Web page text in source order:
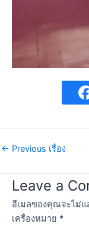
← Previous เรื่อง
Leave a
อีเมลของคุณจะไม่
เครื่องหมาย *